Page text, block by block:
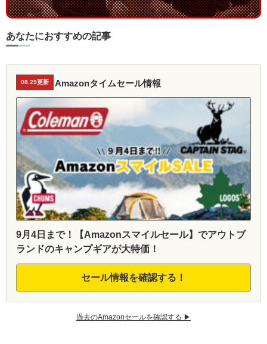
あなたにおすすめの記事
08.29更新 Amazonタイムセール情報
9月4日まで！【Amazonスマイルセール】でアウトブ
ランドのキャンプギアが大特価！
セール情報を確認する！
過去のAmazonセールを確認する ▶︎